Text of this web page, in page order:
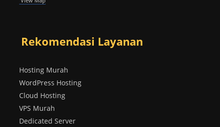
Rekomendasi Layanan
Hosting Murah
WordPress Hosting
Cloud Hosting
VPS Murah
Dedicated Server